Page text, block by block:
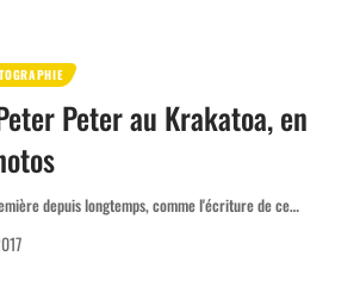
Peter au Krakatoa, en
depuis longtemps, comme l'écriture de ce…